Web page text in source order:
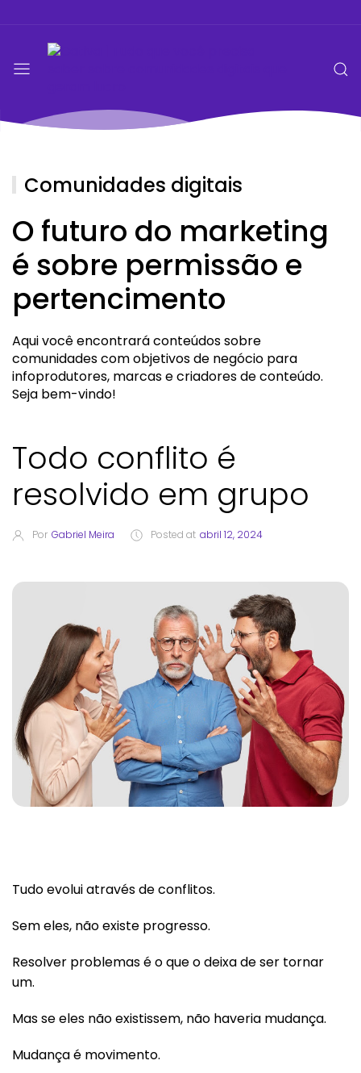
Comunidades digitais
O futuro do marketing
é sobre permissão e
pertencimento
Aqui você encontrará conteúdos sobre
comunidades com objetivos de negócio para
infoprodutores, marcas e criadores de conteúdo.
Seja bem-vindo!
Todo conflito é
resolvido em grupo
Por Gabriel Meira Posted at abril 12, 2024
Tudo evolui através de conflitos.
Sem eles, não existe progresso.
Resolver problemas é o que o deixa de ser tornar
um.
Mas se eles não existissem, não haveria mudança.
Mudança é movimento.